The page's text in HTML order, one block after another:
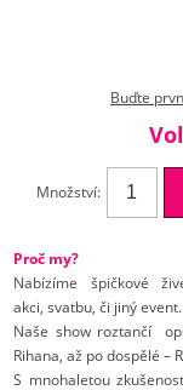
Buďte
Množství:
Proč my?
Nabízíme špičkové
akci, svatbu, či jiný event.
Naše show roztančí
Rihana, až po dospělé –
S mnohaletou